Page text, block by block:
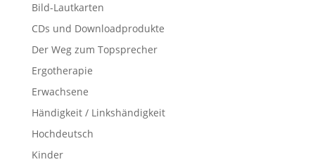
Bild-Lautkarten
CDs und Downloadprodukte
Der Weg zum Topsprecher
Ergotherapie
Erwachsene
Händigkeit / Linkshändigkeit
Hochdeutsch
Kinder